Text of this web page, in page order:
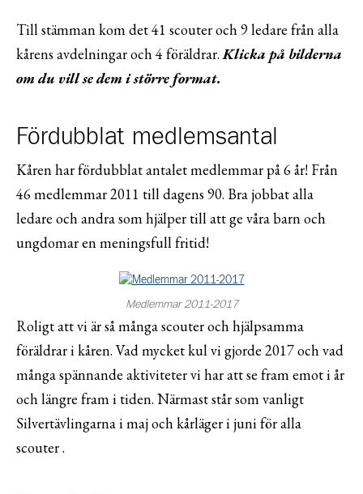
Till stämman kom det 41 scouter och 9 ledare från alla
kårens avdelningar och 4 föräldrar.Klicka på bilderna
om du vill se dem i större format.
Fördubblat medlemsantal
Kåren har fördubblat antalet medlemmar på 6 år! Från
46 medlemmar 2011 till dagens 90. Bra jobbat alla
ledare och andra som hjälper till att ge våra barn och
ungdomar en meningsfull fritid!
Medlemmar 2011-2017
Roligt att vi är så många scouter och hjälpsamma
föräldrar i kåren. Vad mycket kul vi gjorde 2017 och vad
många spännande aktiviteter vi har att se fram emot i år
och längre fram i tiden. Närmast står som vanligt
Silvertävlingarna i maj och kårläger i juni för alla
scouter .